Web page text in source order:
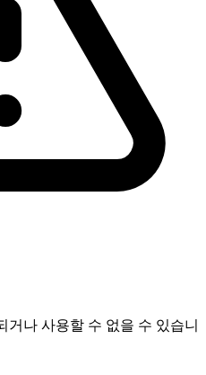
나 사용할 수 없을 수 있습니